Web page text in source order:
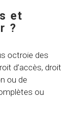
et
?
octroie des
d’accès, droit
ou de
ou